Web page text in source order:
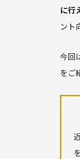
に行
ント
今回
をご